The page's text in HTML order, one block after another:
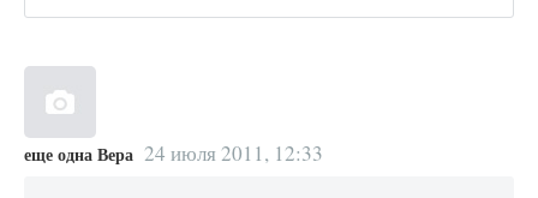
еще одна Вера 24 июля 2011, 12:33